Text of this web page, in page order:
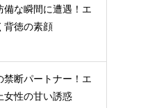
備な瞬間に遭遇！エ
背徳の素顔
禁断パートナー！エ
女性の甘い誘惑